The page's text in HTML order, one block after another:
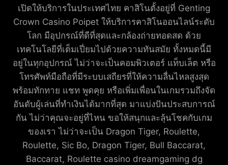
เปิดให้บริการในประเทศไทย คาสิโนตั้งอยู่ที่ Genting
Crown Casino Poipet ให้บริการคาสิโนออนไลน์ระดับ
โลก มีอุปกรณ์ที่ดีที่สุดและกล้องถ่ายทอดสด ด้วย
เทคโนโลยีที่เต็มเปี่ยมไปด้วยความทันสมัย ​​ทั้งหมดนี้มี
อยู่ในทุกอุปกรณ์ ไม่ว่าจะเป็นคอมพิวเตอร์ แท็บเล็ต หรือ
โทรศัพท์มือถือที่มีระบบเสถียรที่ให้ความลื่นไหลสูงสุด
พร้อมทักทาย แชท พูดคุย หรือเพิ่มเพื่อนในเกมรวมถึงจัด
อันดับผู้เล่นที่ทำเงินได้มากที่สุด มาแบ่งปันประสบการณ์
กัน ไม่ว่าคุณจะอยู่ที่ไหน ขอให้สนุกและลุ้นโชคกับเกม
ของเรา ไม่ว่าจะเป็น Dragon Tiger, Roulette,
Roulette, Sic Bo, Dragon Tiger, Bull Baccarat,
Baccarat, Roulette casino dreamgaming dg